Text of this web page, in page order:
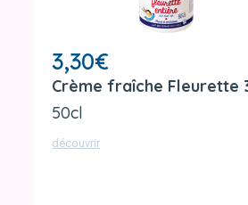
3,30€
Crème fraîche Fleurette
50cl
découvrir